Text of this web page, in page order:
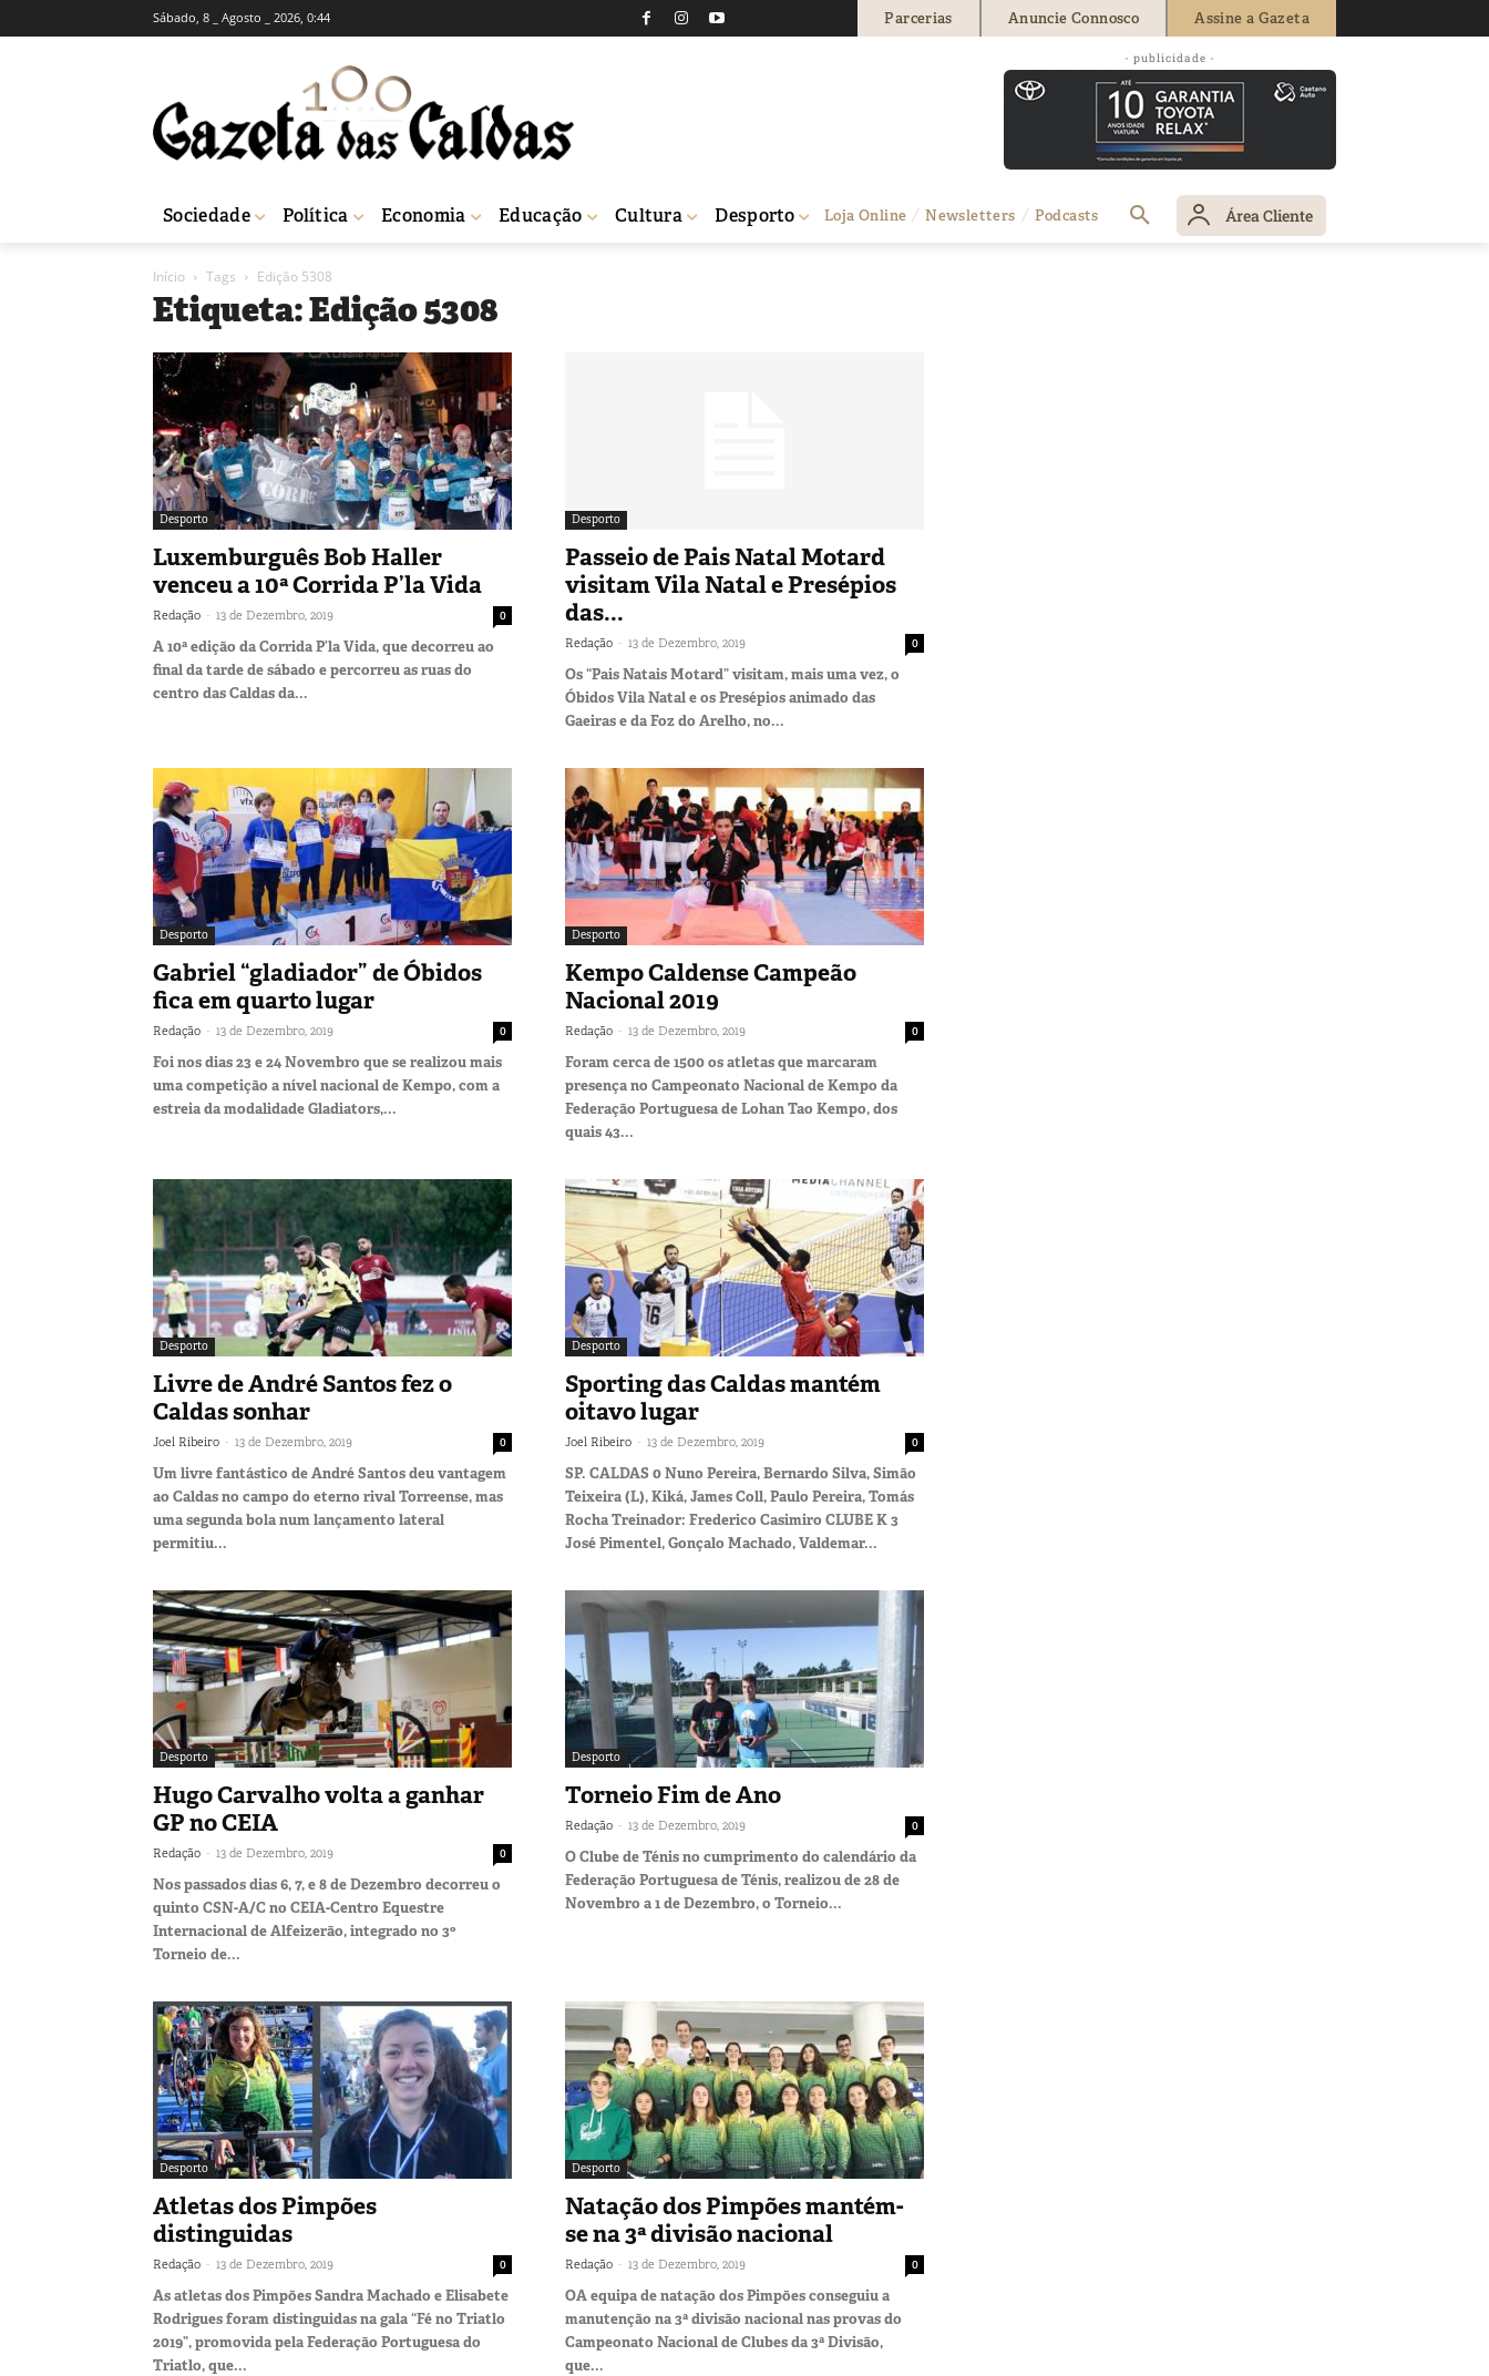
Sábado, 8 _ Agosto _ 2026, 0:44 Parcerias Anuncie Connosco Assine a Gazeta
- publicidade -
Sociedade Política Economia Educação Cultura Desporto Loja Online Newsletters Podcasts Área Cliente
Início Tags Edição 5308
Etiqueta: Edição 5308
Desporto
Luxemburguês Bob Haller
venceu a 10ª Corrida P’la Vida
Redação - 13 de Dezembro, 2019 0
A 10ª edição da Corrida P’la Vida, que decorreu ao
final da tarde de sábado e percorreu as ruas do
centro das Caldas da...
Desporto
Passeio de Pais Natal Motard
visitam Vila Natal e Presépios
das...
Redação - 13 de Dezembro, 2019 0
Os “Pais Natais Motard” visitam, mais uma vez, o
Óbidos Vila Natal e os Presépios animado das
Gaeiras e da Foz do Arelho, no...
Desporto
Gabriel “gladiador” de Óbidos
fica em quarto lugar
Redação - 13 de Dezembro, 2019 0
Foi nos dias 23 e 24 Novembro que se realizou mais
uma competição a nível nacional de Kempo, com a
estreia da modalidade Gladiators,...
Desporto
Kempo Caldense Campeão
Nacional 2019
Redação - 13 de Dezembro, 2019 0
Foram cerca de 1500 os atletas que marcaram
presença no Campeonato Nacional de Kempo da
Federação Portuguesa de Lohan Tao Kempo, dos
quais 43...
Desporto
Livre de André Santos fez o
Caldas sonhar
Joel Ribeiro - 13 de Dezembro, 2019 0
Um livre fantástico de André Santos deu vantagem
ao Caldas no campo do eterno rival Torreense, mas
uma segunda bola num lançamento lateral
permitiu...
Desporto
Sporting das Caldas mantém
oitavo lugar
Joel Ribeiro - 13 de Dezembro, 2019 0
SP. CALDAS 0 Nuno Pereira, Bernardo Silva, Simão
Teixeira (L), Kiká, James Coll, Paulo Pereira, Tomás
Rocha Treinador: Frederico Casimiro CLUBE K 3
José Pimentel, Gonçalo Machado, Valdemar...
Desporto
Hugo Carvalho volta a ganhar
GP no CEIA
Redação - 13 de Dezembro, 2019 0
Nos passados dias 6, 7, e 8 de Dezembro decorreu o
quinto CSN-A/C no CEIA-Centro Equestre
Internacional de Alfeizerão, integrado no 3º
Torneio de...
Desporto
Torneio Fim de Ano
Redação - 13 de Dezembro, 2019 0
O Clube de Ténis no cumprimento do calendário da
Federação Portuguesa de Ténis, realizou de 28 de
Novembro a 1 de Dezembro, o Torneio...
Desporto
Atletas dos Pimpões
distinguidas
Redação - 13 de Dezembro, 2019 0
As atletas dos Pimpões Sandra Machado e Elisabete
Rodrigues foram distinguidas na gala “Fé no Triatlo
2019”, promovida pela Federação Portuguesa do
Triatlo, que...
Desporto
Natação dos Pimpões mantém-
se na 3ª divisão nacional
Redação - 13 de Dezembro, 2019 0
OA equipa de natação dos Pimpões conseguiu a
manutenção na 3ª divisão nacional nas provas do
Campeonato Nacional de Clubes da 3ª Divisão,
que...